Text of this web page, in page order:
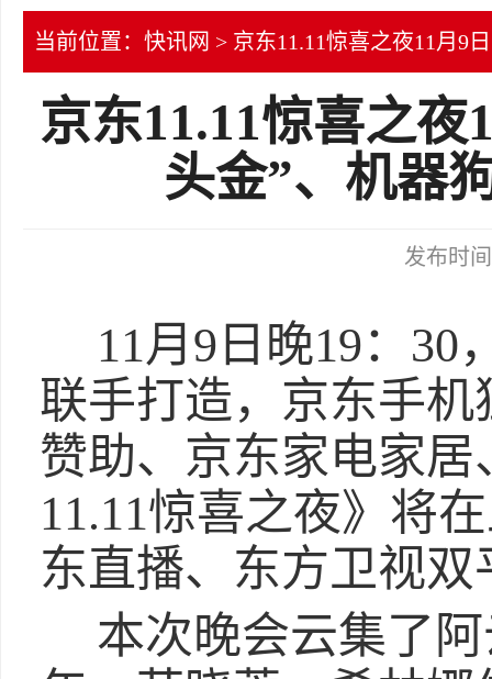
当前位置： 快讯网 > 京东11.11惊喜之夜11月9
京东11.11惊喜之
头金”、机器
发布时
11月9日晚19：30
联手打造，京东手
赞助、京东家电家
11.11惊喜之夜》将
东直播、东方卫视
本次晚会云集了